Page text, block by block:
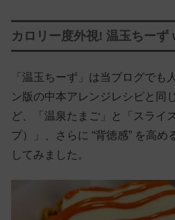
カロリー度外視! 温玉ちーず
「温玉ちーず」は当ブログでも
ン版の中本アレンジレシピと同
ど、「温泉たまご」と「スライ
プ）」、さらに “背徳感” を高め
してみました。